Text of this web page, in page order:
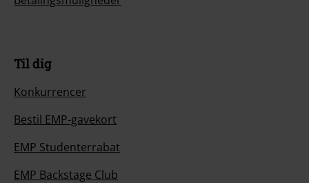
Til dig
Konkurrencer
Bestil EMP-gavekort
EMP Studenterrabat
EMP Backstage Club